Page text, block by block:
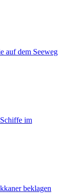
auf dem Seeweg
im
beklagen